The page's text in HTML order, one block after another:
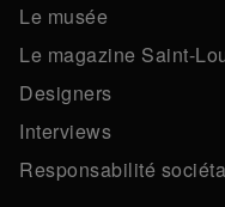
Le musée
Le magazine Saint-
Designers
Interviews
Responsabilité